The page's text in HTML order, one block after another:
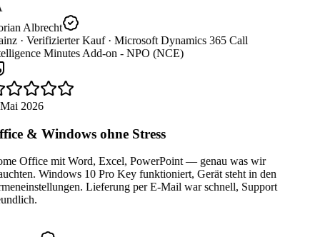
Albrecht
· Verifizierter Kauf · Microsoft Dynamics 365 Call
Minutes Add-on - NPO (NCE)
2026
& Windows ohne Stress
Office mit Word, Excel, PowerPoint — genau was wir
Windows 10 Pro Key funktioniert, Gerät steht in den
Lieferung per E-Mail war schnell, Support